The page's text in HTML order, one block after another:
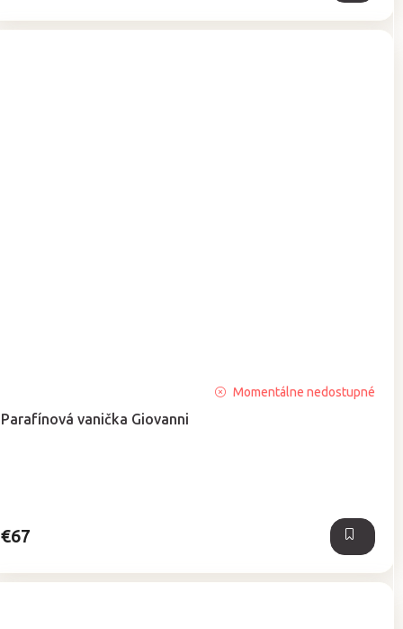
Parafínová vanička Giovanni
hodnotenie
produktu
Momentálne nedostupné
€67